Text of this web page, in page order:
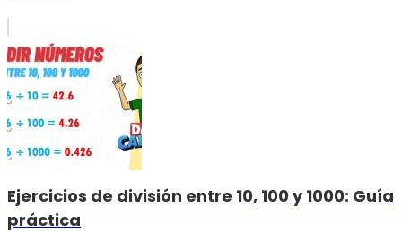
Ejercicios de división entre 10, 100 y 1000: Guía
práctica